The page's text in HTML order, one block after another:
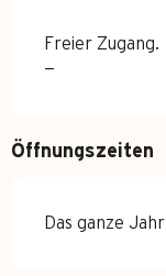
Freier Zugang.
—
Öffnungszeiten
Das ganze